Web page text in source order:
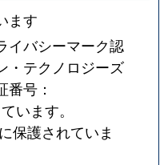
ます
イバシーマーク認
・テクノロジーズ
番号：
います。
保護されていま